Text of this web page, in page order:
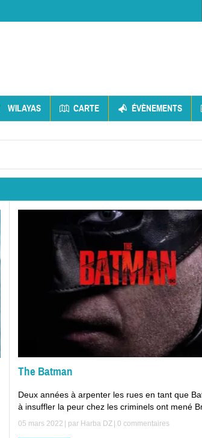
WILAYAS CARTE ÉVÈNEMENTS
The Batman
Deux années à arpenter les rues en tant que
à insuffler la peur chez les criminels ont mené
05 mars 2022 | par Harba DZ 0 commentaires